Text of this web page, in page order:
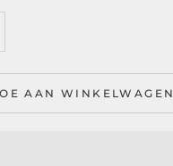
AAN WINKELWAGEN